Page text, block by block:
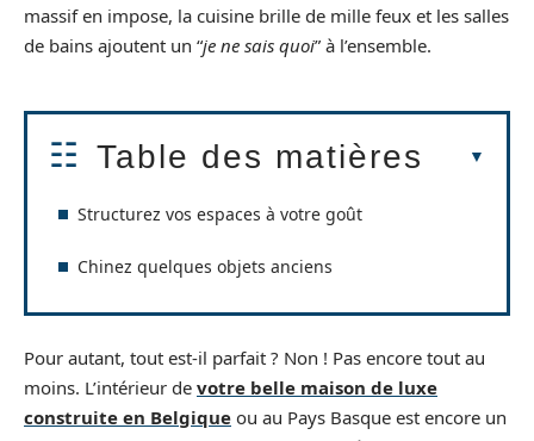
massif en impose, la cuisine brille de mille feux et les salles
de bains ajoutent un “je ne sais quoi” à l’ensemble.
Table des matières
Structurez vos espaces à votre goût
Chinez quelques objets anciens
Pour autant, tout est-il parfait ? Non ! Pas encore tout au
moins. L’intérieur de votre belle maison de luxe
construite en Belgique ou au Pays Basque est encore un